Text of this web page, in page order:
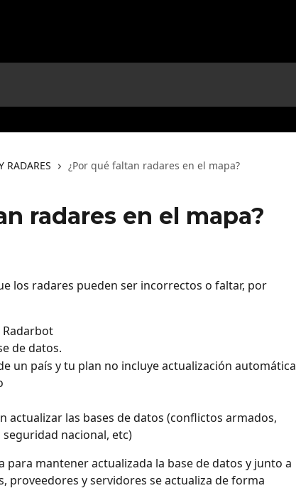
RADARES ¿Por qué faltan radares en el mapa?
radares en el mapa?
los radares pueden ser incorrectos o faltar, por
Radarbot
de datos.
un país y tu plan no incluye actualización automática
actualizar las bases de datos (conflictos armados,
nacional, etc)
para mantener actualizada la base de datos y junto a
proveedores y servidores se actualiza de forma